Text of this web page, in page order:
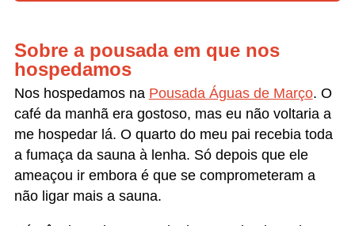
estado, mas a pintura das paredes e das portas de
toda a pousada estava bem precária.
ALTO PARAÍSO DE GOIÁS
Não conheci Alto Paraíso de Goiás, mas pelo que
li, lá hámais pousadas